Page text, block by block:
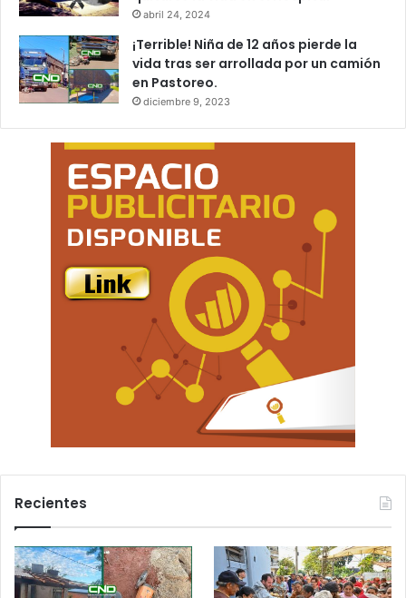
abril 24, 2024
¡Terrible! Niña de 12 años pierde la
vida tras ser arrollada por un camión
en Pastoreo.
diciembre 9, 2023
Recientes